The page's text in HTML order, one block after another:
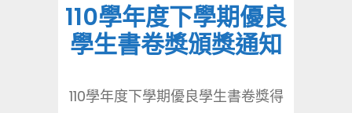
110學年度下學期優良
學生書卷獎頒獎通知
110學年度下學期優良學生書卷獎得